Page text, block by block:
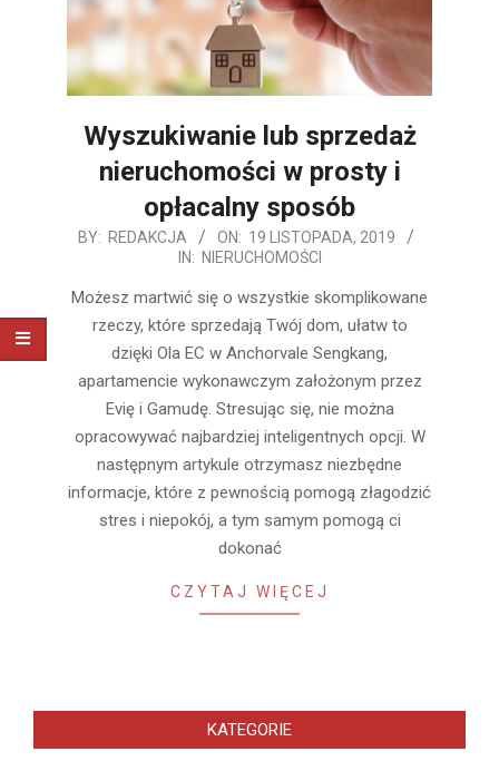
Wyszukiwanie lub sprzedaż
nieruchomości w prosty i
opłacalny sposób
2019-
19
BY: REDAKCJA ON: 19 LISTOPADA, 2019
IN: NIERUCHOMOŚCI
Możesz martwić się o wszystkie skomplikowane
rzeczy, które sprzedają Twój dom, ułatw to
dzięki Ola EC w Anchorvale Sengkang,
apartamencie wykonawczym założonym przez
Evię i Gamudę. Stresując się, nie można
opracowywać najbardziej inteligentnych opcji. W
następnym artykule otrzymasz niezbędne
informacje, które z pewnością pomogą złagodzić
stres i niepokój, a tym samym pomogą ci
dokonać
CZYTAJ WIĘCEJ
KATEGORIE